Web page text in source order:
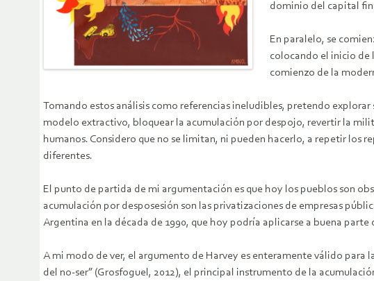
dominio del capital
En paralelo, se
colocando el inicio de
comienzo de la
Tomando estos análisis como referencias ineludibles, pretendo
modelo extractivo, bloquear la acumulación por despojo, revertir la
humanos. Considero que no se limitan, ni pueden hacerlo, a repetir los
diferentes.
El punto de partida de mi argumentación es que hoy los pueblos son
acumulación por desposesión son las privatizaciones de empresas
Argentina en la década de 1990, que hoy podría aplicarse a buena
A mi modo de ver, el argumento de Harvey es enteramente válido para
del no-ser” (Grosfoguel, 2012), el principal instrumento de la